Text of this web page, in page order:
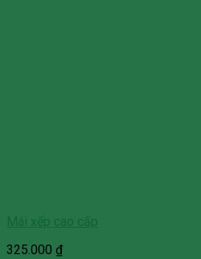
Mái xếp cao cấp
325.000 ₫